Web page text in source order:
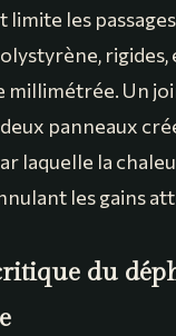
limite les passages
millimétrée. Un
panneaux
laquelle la
les gains
du